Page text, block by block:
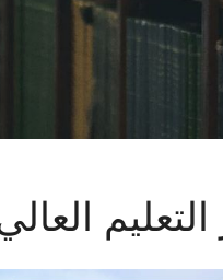
التعليم